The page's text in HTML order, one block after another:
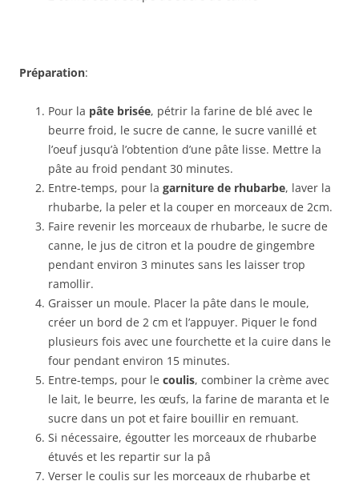
Préparation:
Pour la pâte brisée, pétrir la farine de blé avec le
beurre froid, le sucre de canne, le sucre vanillé et
l’oeuf jusqu’à l’obtention d’une pâte lisse. Mettre la
pâte au froid pendant 30 minutes.
Entre-temps, pour la garniture de rhubarbe, laver la
rhubarbe, la peler et la couper en morceaux de 2cm.
Faire revenir les morceaux de rhubarbe, le sucre de
canne, le jus de citron et la poudre de gingembre
pendant environ 3 minutes sans les laisser trop
ramollir.
Graisser un moule. Placer la pâte dans le moule,
créer un bord de 2 cm et l’appuyer. Piquer le fond
plusieurs fois avec une fourchette et la cuire dans le
four pendant environ 15 minutes.
Entre-temps, pour le coulis, combiner la crème avec
le lait, le beurre, les œufs, la farine de maranta et le
sucre dans un pot et faire bouillir en remuant.
Si nécessaire, égoutter les morceaux de rhubarbe
étuvés et les repartir sur la pâ
Verser le coulis sur les morceaux de rhubarbe et